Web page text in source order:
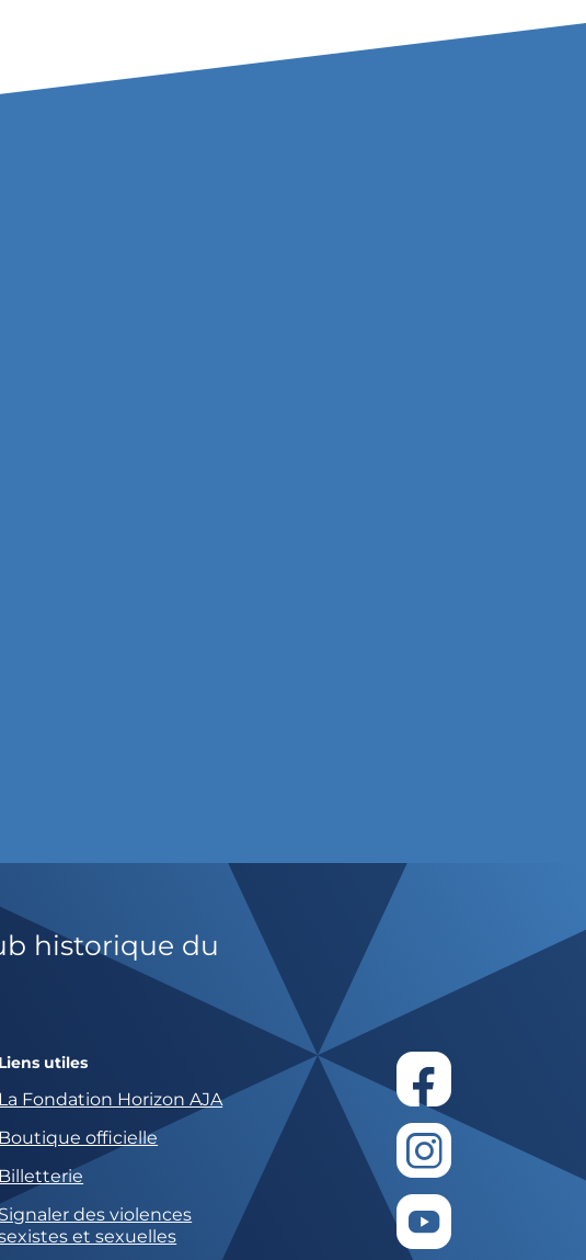
historique du
Liens utiles
La Fondation Horizon AJA
Boutique officielle
Billetterie
Signaler des violences
et sexuelles